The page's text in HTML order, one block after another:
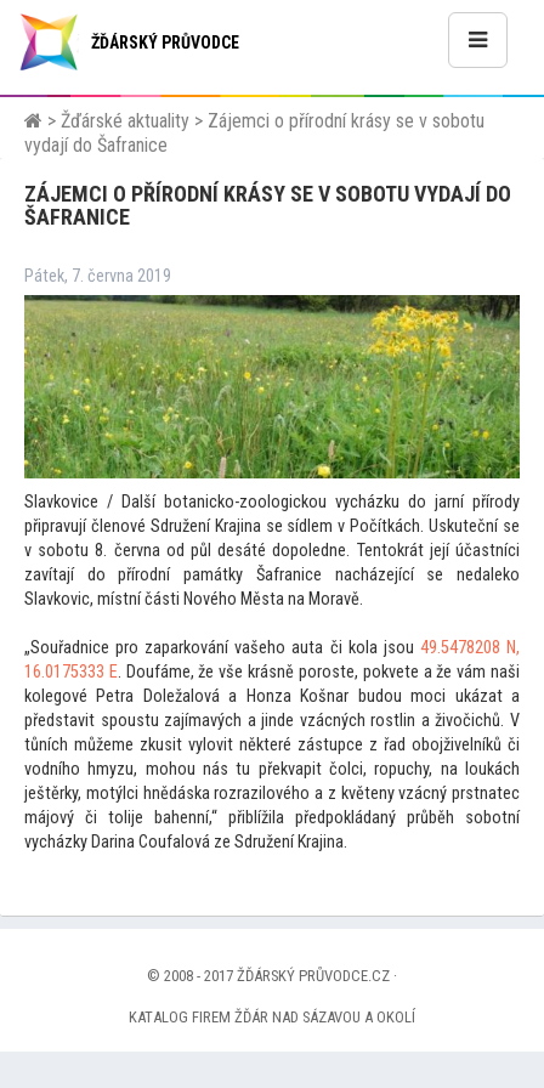
ŽĎÁRSKÝ PRŮVODCE
> Žďárské aktuality > Zájemci o přírodní krásy se v sobotu
vydají do Šafranice
ZÁJEMCI O PŘÍRODNÍ KRÁSY SE V SOBOTU VYDAJÍ DO
ŠAFRANICE
Pátek, 7. června 2019
Slavkovice / Další botanicko-zoologickou vycházku do jarní přírody
připravují členové Sdružení Krajina se sídlem v Počítkách. Uskuteční se
v sobotu 8. června od půl desáté dopoledne. Tentokrát její účastníci
zavítají do přírodní památky Šafranice nacházející se nedaleko
Slavkovic, místní části Nového Města na Moravě.
„Souřadnice pro zaparkování vašeho auta či kola jsou 49.5478208 N,
16.0175333 E. Doufáme, že vše krásně poroste, pokvete a že vám naši
kolegové Petra Doležalová a Honza Košnar budou moci ukázat a
představit spoustu zajímavých a jinde vzácných rostlin a živočichů. V
tůních můžeme zkusit vylovit některé zástupce z řad obojživelníků či
vodního hmyzu, mohou nás tu překvapit čolci, ropuchy, na loukách
ještěrky, motýlci hnědáska rozrazilového a z květeny vzácný prstnatec
májový či tolije bahenní,“ přiblížila předpokládaný průběh sobotní
vycházky Darina Coufalová ze Sdružení Krajina.
© 2008 - 2017 ŽĎÁRSKÝ PRŮVODCE.CZ ·
KATALOG FIREM ŽĎÁR NAD SÁZAVOU A OKOLÍ